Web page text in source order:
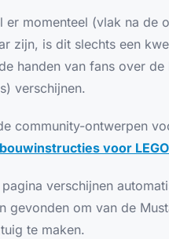
er momenteel (vlak na de
zijn, is dit slechts een
handen van fans over
verschijnen.
community-ontwerpen
voor
verschijnen
gevonden om van de
te maken.